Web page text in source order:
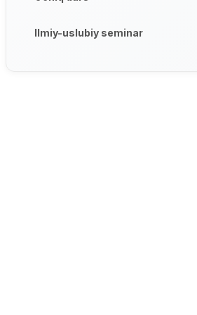
Ilmiy-uslubiy seminar